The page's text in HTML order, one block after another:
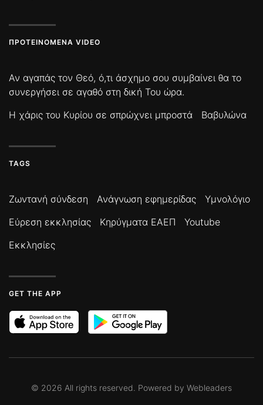
ΠΡΟΤΕΙΝΌΜΕΝΑ VIDEO
Αν αγαπάς τον Θεό, ό,τι άσχημο σου συμβαίνει θα το
συνεργήσει σε αγαθό στη δική Του ώρα.
Η χάρις του Κυρίου σε σπρώχνει μπροστά
Βαβυλώνα
TAGS
Ζωντανή σύνδεση Ανάγνωση εφημερίδας
Υμνολόγιο
Εύρεση εκκλησίας
Κηρύγματα ΕΑΕΠ
Youtube
Εκκλησίες
GET THE APP
© 2026 All rights reserved. Powered by Webleaders